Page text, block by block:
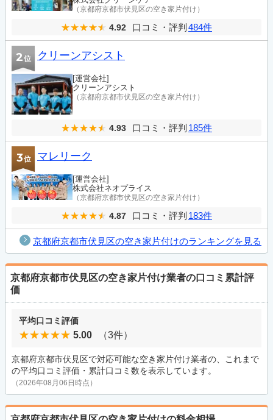
（京都府京都市伏見区の空き家片付け）
4.92 口コミ・評判 484件
2位 クリーンアシスト
[運営会社]
クリーンアシスト
（京都府京都市伏見区の空き家片付け）
4.93 口コミ・評判 185件
3位 マレリーク
[運営会社]
株式会社ネオプライス
（京都府京都市伏見区の空き家片付け）
4.87 口コミ・評判 183件
京都府京都市伏見区の空き家片付けのランキングを見る
京都府京都市伏見区の空き家片付け業者の口コミ累計評
価
平均口コミ評価
5.00 （3件）
京都府京都市伏見区で対応可能な空き家片付け業者の、これまで
の平均口コミ評価・累計口コミ数を表示しています。
（2026年08月06日時点）